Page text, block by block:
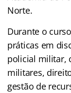
Norte.
Durante o
práticas em
policial militar,
militares,
gestão de